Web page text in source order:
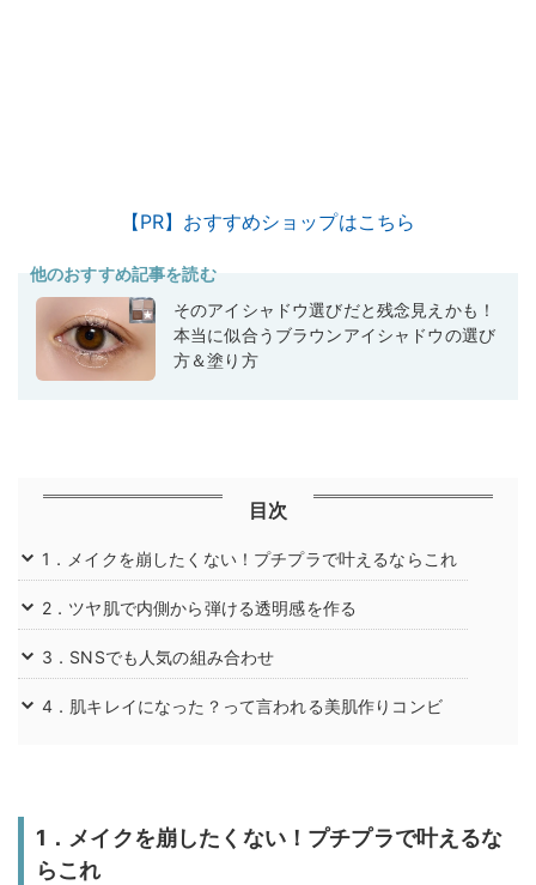
【PR】おすすめショップはこちら
他のおすすめ記事を読む
そのアイシャドウ選びだと残念見えかも！
本当に似合うブラウンアイシャドウの選び
方＆塗り方
目次
1．メイクを崩したくない！プチプラで叶えるならこれ
2．ツヤ肌で内側から弾ける透明感を作る
3．SNSでも人気の組み合わせ
4．肌キレイになった？って言われる美肌作りコンビ
1．メイクを崩したくない！プチプラで叶えるな
らこれ